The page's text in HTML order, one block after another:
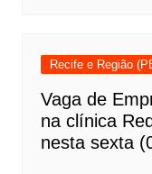
Recife e Região
Vaga de
na clínica
nesta sexta